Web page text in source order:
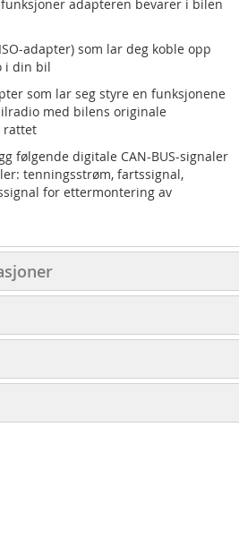
adapteren bevarer i bilen
adapter) som lar deg koble opp
i din bil
som lar seg styre en funksjonene
med bilens originale
rattet
følgende digitale CAN-BUS-signaler
tenningsstrøm, fartssignal,
for ettermontering av
medfølger i prisen
(leadkabel) til den radioen du
i listen før du trykker "kjøp"
XF ('13-'16).